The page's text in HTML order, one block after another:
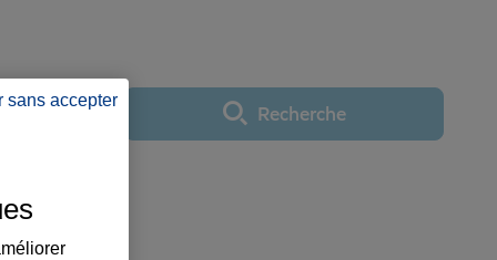
Utiliser ma positionRecherche
sans accepter